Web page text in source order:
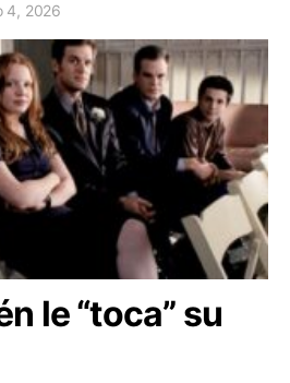
4, 2026
le “toca” su